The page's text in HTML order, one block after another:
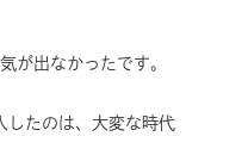
が出なかったです。
たのは、大変な時代